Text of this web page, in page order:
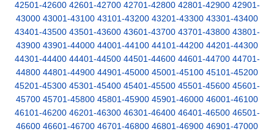
42501-42600 42601-42700 42701-42800 42801-42900 42901-
43000 43001-43100 43101-43200 43201-43300 43301-43400
43401-43500 43501-43600 43601-43700 43701-43800 43801-
43900 43901-44000 44001-44100 44101-44200 44201-44300
44301-44400 44401-44500 44501-44600 44601-44700 44701-
44800 44801-44900 44901-45000 45001-45100 45101-45200
45201-45300 45301-45400 45401-45500 45501-45600 45601-
45700 45701-45800 45801-45900 45901-46000 46001-46100
46101-46200 46201-46300 46301-46400 46401-46500 46501-
46600 46601-46700 46701-46800 46801-46900 46901-47000